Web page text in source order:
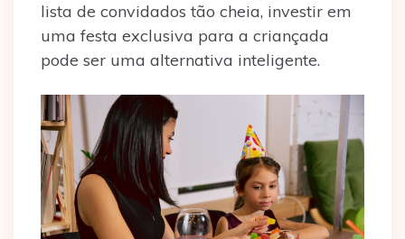
lista de convidados tão cheia, investir em
uma festa exclusiva para a criançada
pode ser uma alternativa inteligente.